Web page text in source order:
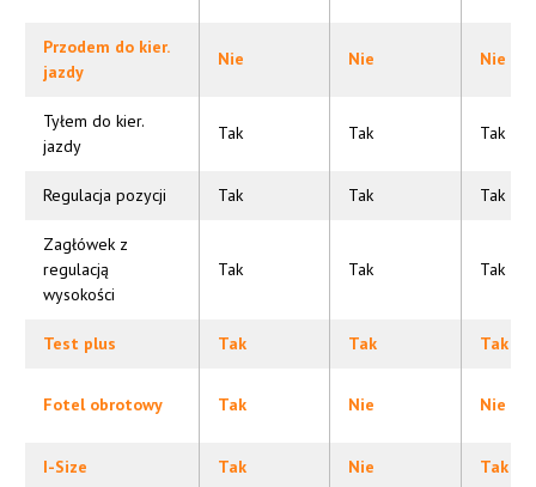
Przodem do kier.
jazdy
Nie Nie Nie
Tyłem do kier.
jazdy
Tak Tak Tak
Regulacja pozycji Tak Tak Tak
Zagłówek z
regulacją
wysokości
Tak Tak Tak
Test plus Tak Tak Tak
Fotel obrotowy Tak Nie Nie
I-Size Tak Nie Tak